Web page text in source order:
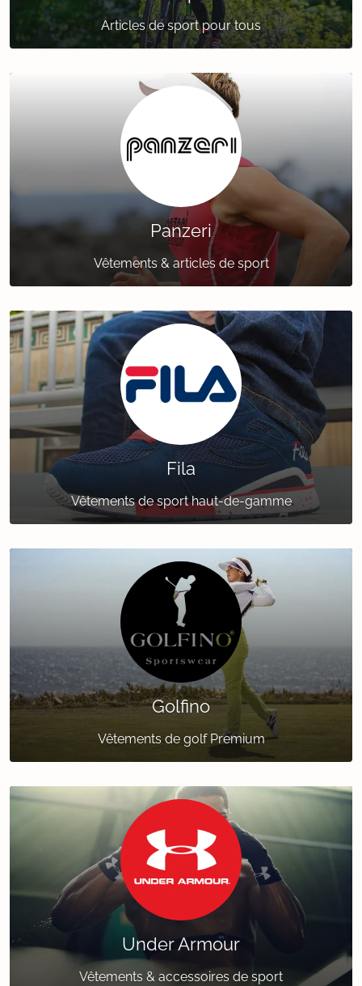
Articles de sport pour tous
Panzeri
Vêtements & articles de sport
Fila
Vêtements de sport haut-de-gamme
Golfino
Vêtements de golf Premium
Under Armour
Vêtements & accessoires de sport